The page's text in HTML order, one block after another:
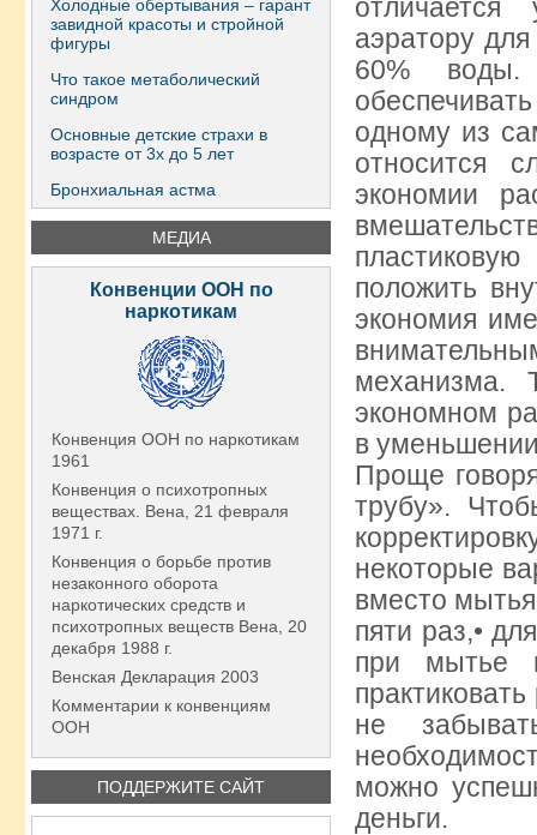
Холодные обертывания – гарант
завидной красоты и стройной
фигуры
Что такое метаболический
синдром
Основные детские страхи в
возрасте от 3х до 5 лет
Бронхиальная астма
МЕДИА
Конвенции ООН по
наркотикам
Конвенция ООН по наркотикам
1961
Конвенция о психотропных
веществах. Вена, 21 февраля
1971 г.
Конвенция о борьбе против
незаконного оборота
наркотических средств и
психотропных веществ Вена, 20
декабря 1988 г.
Венская Декларация 2003
Комментарии к конвенциям
ООН
ПОДДЕРЖИТЕ САЙТ
отличается
аэратору
60% воды.
одному из
относится
экономии
положить
экономия
механизма.
экономном
в
Проще
трубу».
некоторые
вместо
пяти раз,•
при мытье
не
можно
деньги.